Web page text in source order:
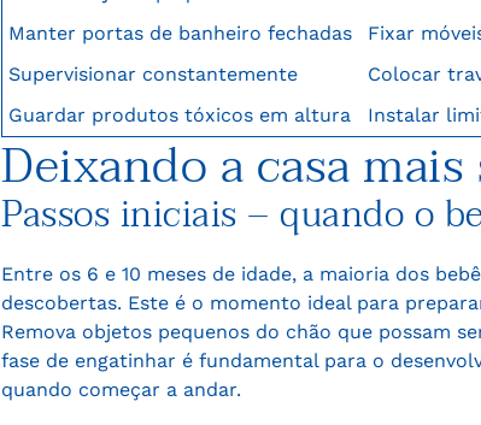
Manter portas de banheiro fechadas
Fixar
Supervisionar constantemente
Colocar
Guardar produtos tóxicos em altura
Instalar
Deixando a casa
Passos iniciais – quando o
Entre os 6 e 10 meses de idade, a maioria dos
descobertas. Este é o momento ideal para
Remova objetos pequenos do chão que possam
fase de engatinhar é fundamental para o
quando começar a andar.